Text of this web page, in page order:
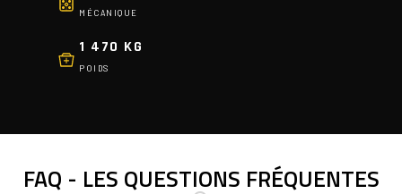
MÉCANIQUE
1 470 KG
POIDS
FAQ - LES QUESTIONS FRÉQUENTES